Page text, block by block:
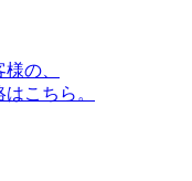
の、
こちら。